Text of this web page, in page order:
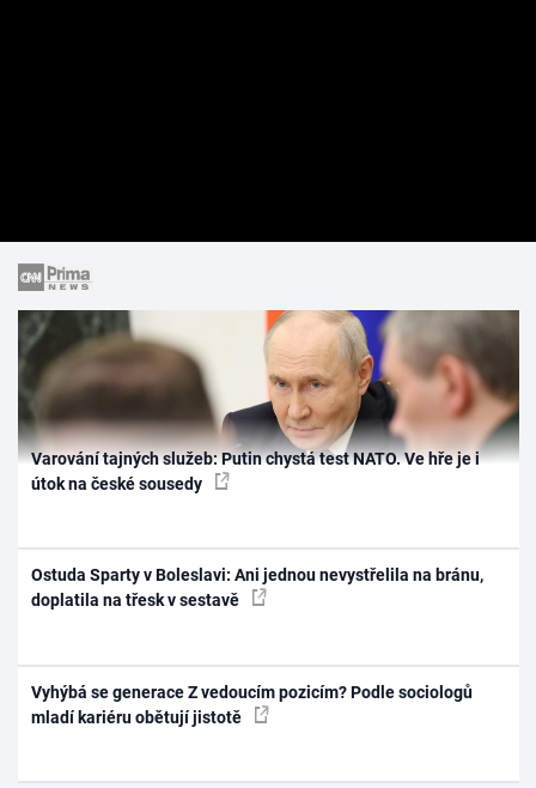
Varování tajných služeb: Putin chystá test NATO. Ve hře je i
útok na české sousedy
Ostuda Sparty v Boleslavi: Ani jednou nevystřelila na bránu,
doplatila na třesk v sestavě
Vyhýbá se generace Z vedoucím pozicím? Podle sociologů
mladí kariéru obětují jistotě